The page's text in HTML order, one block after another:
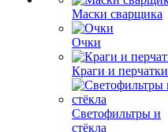
Маски сварщика
Очки
Краги и перчатки
Светофильтры и
стёкла